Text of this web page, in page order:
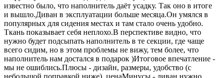
известно было, что наполнитель даёт усадку. Так оно в итоге
и вышло.Диван в эксплуатации больше месяца.Он умялся в
популярных для сидения местах и там стало очень удобно.
Ткань показывает себя неплохо.В перспективе видно, что
нужно будет подсыпать наполнитель в те секции, где чаще
всего сидим, но в этом проблемы не вижу, тем более, что
наполнитель нам достался в подарок )Итоговое впечатление -
мы не ошиблись.Плюсы - дизайн, размеры, удобство (с
небольшой поправкой ниже), ценаМинусы - диван нужно